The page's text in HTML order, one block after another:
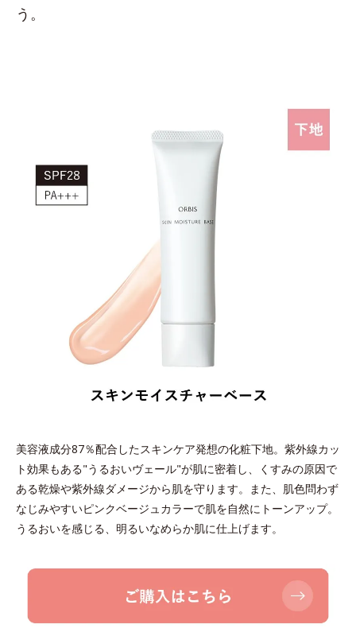
う。
美容液成分87％配合したスキンケア発想の化粧下地。紫外線カッ
ト効果もある"うるおいヴェール"が肌に密着し、くすみの原因で
ある乾燥や紫外線ダメージから肌を守ります。また、肌色問わず
なじみやすいピンクベージュカラーで肌を自然にトーンアップ。
うるおいを感じる、明るいなめらか肌に仕上げます。